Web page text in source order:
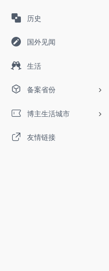
历史
国外见闻
生活
备案省份
博主生活城市
友情链接